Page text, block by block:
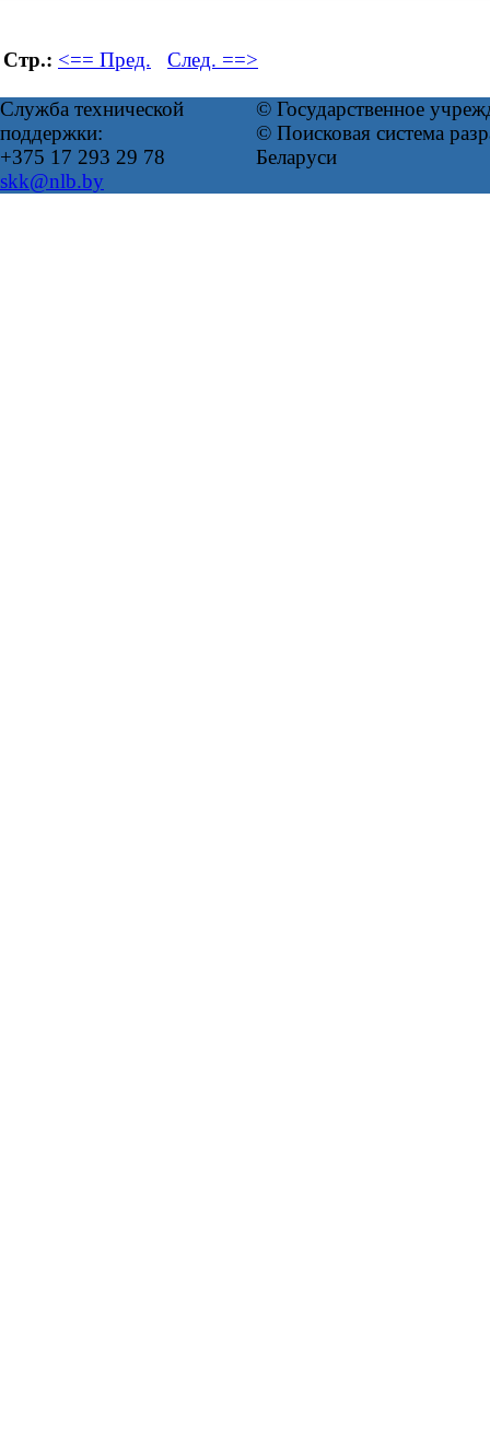
Стр.: <== Пред. След. ==>
Служба технической
поддержки:
+375 17 293 29 78
skk@nlb.by
© Государственное
© Поисковая система
Беларуси